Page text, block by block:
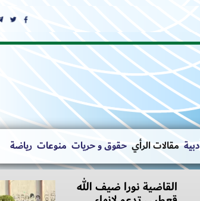
مقالات الرأي حقوق و حريات منوعات رياضة
القاضية نورا ضيف الله